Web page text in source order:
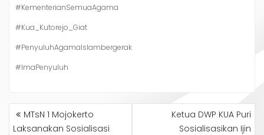
#KementerianSemuaAgama
#Kua_Kutorejo_Giat
#PenyuluhAgamaIslambergerak
#ImaPenyuluh
NAVIGASI
POSMTsN 1 Mojokerto
Laksanakan Sosialisasi
Ketua DWP KUA Puri
Sosialisasikan Ijin